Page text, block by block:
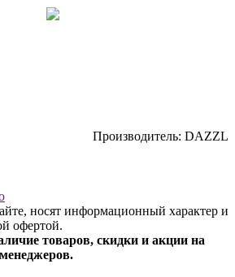
Производитель: DAZZL
носят информационный характер и
офертой.
товаров, скидки и акции на